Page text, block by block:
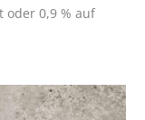
oder 0,9 % auf